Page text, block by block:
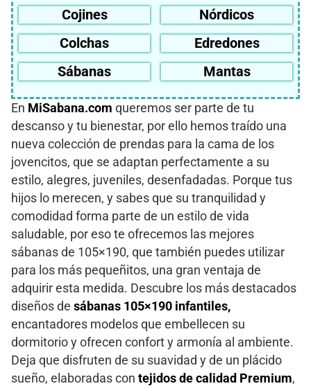
Cojines
Nórdicos
Colchas
Edredones
Sábanas
Mantas
En MiSabana.com queremos ser parte de tu
descanso y tu bienestar, por ello hemos traído una
nueva colección de prendas para la cama de los
jovencitos, que se adaptan perfectamente a su
estilo, alegres, juveniles, desenfadadas. Porque tus
hijos lo merecen, y sabes que su tranquilidad y
comodidad forma parte de un estilo de vida
saludable, por eso te ofrecemos las mejores
sábanas de 105×190, que también puedes utilizar
para los más pequeñitos, una gran ventaja de
adquirir esta medida. Descubre los más destacados
diseños de sábanas 105×190 infantiles,
encantadores modelos que embellecen su
dormitorio y ofrecen confort y armonía al ambiente.
Deja que disfruten de su suavidad y de un plácido
sueño, elaboradas con tejidos de calidad Premium,